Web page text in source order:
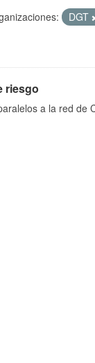
DGT
riesgo
a la red de